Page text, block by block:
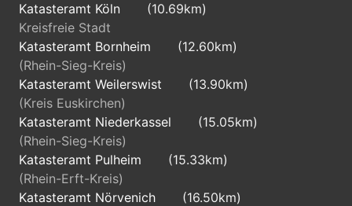
Katasteramt Köln
(10.69km)
Kreisfreie Stadt
Katasteramt Bornheim
(12.60km)
(Rhein-Sieg-Kreis)
Katasteramt Weilerswist
(13.90km)
(Kreis Euskirchen)
Katasteramt Niederkassel
(15.05km)
(Rhein-Sieg-Kreis)
Katasteramt Pulheim
(15.33km)
(Rhein-Erft-Kreis)
Katasteramt Nörvenich
(16.50km)